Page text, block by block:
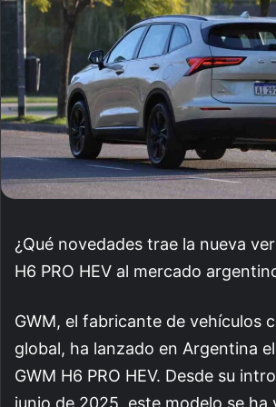
¿Qué novedades trae la nueva
H6 PRO HEV al mercado
GWM, el fabricante de vehículos
global, ha lanzado en Argentina
GWM H6 PRO HEV. Desde su
junio de 2025, este modelo se ha